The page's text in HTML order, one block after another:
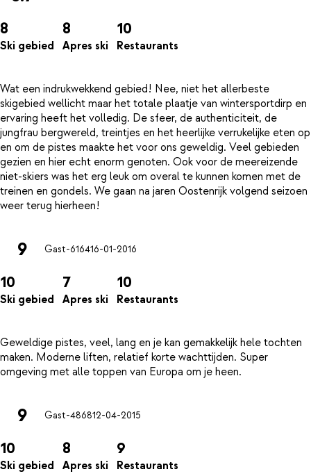
8
Ski gebied
8
Apres ski
10
Restaurants
Wat een indrukwekkend gebied! Nee, niet het allerbeste
skigebied wellicht maar het totale plaatje van wintersportdirp en
ervaring heeft het volledig. De sfeer, de authenticiteit, de
jungfrau bergwereld, treintjes en het heerlijke verrukelijke eten op
en om de pistes maakte het voor ons geweldig. Veel gebieden
gezien en hier echt enorm genoten. Ook voor de meereizende
niet-skiers was het erg leuk om overal te kunnen komen met de
treinen en gondels. We gaan na jaren Oostenrijk volgend seizoen
9 Gast-616416-01-2016
10
Ski gebied
7
Apres ski
10
Restaurants
Geweldige pistes, veel, lang en je kan gemakkelijk hele tochten
maken. Moderne liften, relatief korte wachttijden. Super
9 Gast-486812-04-2015
10
Ski gebied
8
Apres ski
9
Restaurants